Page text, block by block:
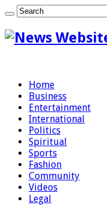
Home
Business
Entertainment
International
Politics
Spiritual
Sports
Fashion
Community
Videos
Legal